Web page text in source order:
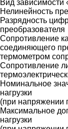
Вид зависимости
Нелинейность
Разрядность
преобразователя
Сопротивление
соединяющего
термометром
Сопротивление
Номинальное
нагрузки
(при напряжении
Максимальное
нагрузки